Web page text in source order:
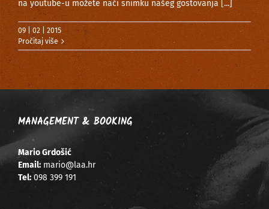
na youtube-u možete naći snimku našeg gostovanja[...]
09 | 02 | 2015
Pročitaj više
MANAGEMENT & BOOKING
Mario Grdošić
Email: mario@laa.hr
Tel: 098 399 191